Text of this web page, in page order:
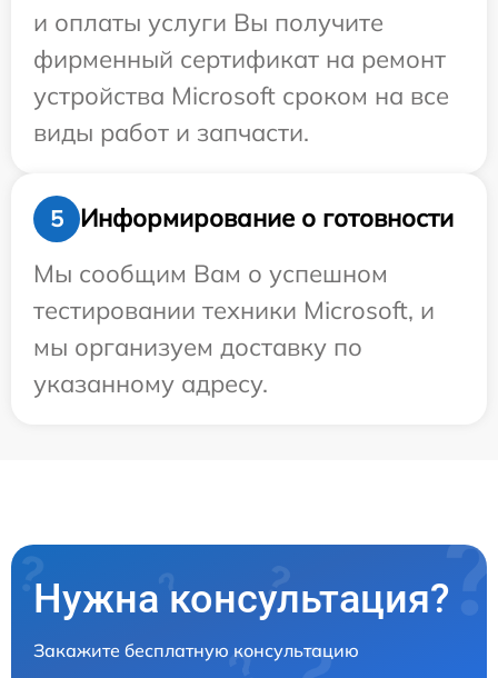
и оплаты услуги Вы получите
фирменный сертификат на ремонт
устройства Microsoft сроком на все
виды работ и запчасти.
5
Информирование о готовности
Мы сообщим Вам о успешном
тестировании техники Microsoft, и
мы организуем доставку по
указанному адресу.
Нужна консультация?
Закажите бесплатную консультацию